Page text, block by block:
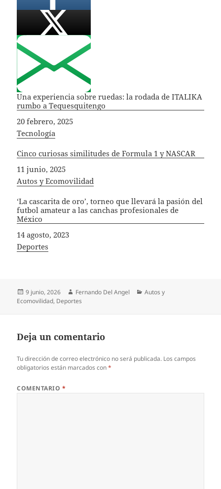
Una experiencia sobre ruedas: la rodada de ITALIKA
rumbo a Tequesquitengo
Fecha
20 febrero, 2025
In relation to
Tecnología
Cinco curiosas similitudes de Formula 1 y NASCAR
Fecha
11 junio, 2025
In relation to
Autos y Ecomovilidad
‘La cascarita de oro’, torneo que llevará la pasión del
futbol amateur a las canchas profesionales de
México
Fecha
14 agosto, 2023
In relation to
Deportes
Publicado
el
9 junio, 2026 Autor
Fernando Del Angel Categorías
Autos y
Ecomovilidad, Deportes
Deja un comentario
Tu dirección de correo electrónico no será publicada. Los campos
obligatorios están marcados con*
COMENTARIO *